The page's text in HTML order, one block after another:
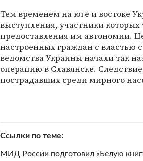
Тем временем на юге и востоке
выступления, участники
предоставления им автономии.
настроенных граждан с властью
ведомства Украины начали так
операцию в Славянске.
пострадавших среди мирного
Ссылки по теме
МИД России подготовил «Белую